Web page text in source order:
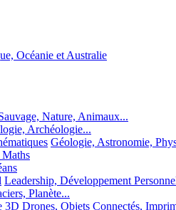
Océanie et Australie
Nature, Animaux...
Archéologie...
Géologie, Astronomie,
Leadership, Développement
Planète...
3D Drones, Objets Connectés,